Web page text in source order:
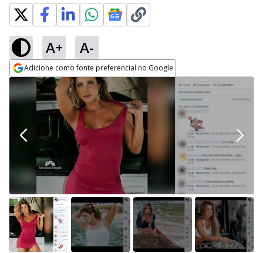
A+ A-
Adicione como fonte preferencial no Google
Opens in new window